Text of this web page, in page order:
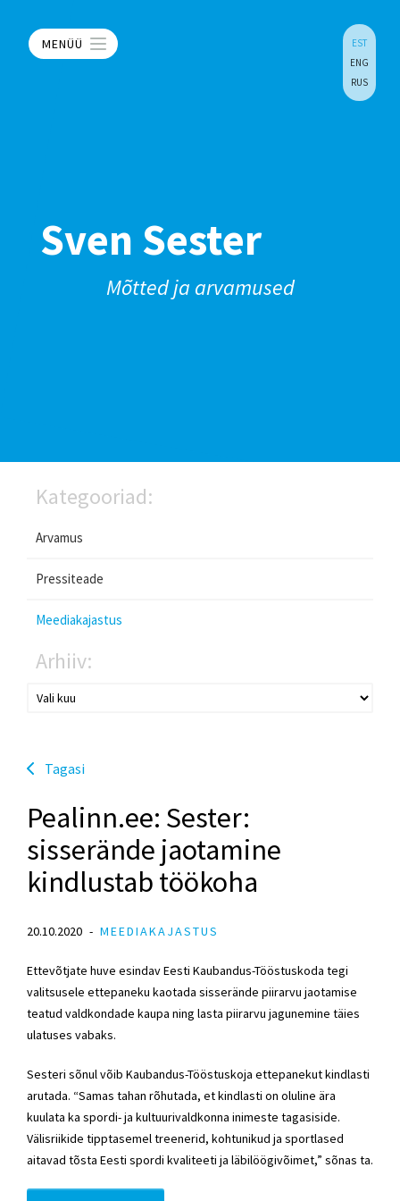
MENÜÜ
EST
ENG
RUS
Sven Sester
Mõtted ja arvamused
Kategooriad:
Arvamus
Pressiteade
Meediakajastus
Arhiiv:
Tagasi
Pealinn.ee: Sester:
sisserände jaotamine
kindlustab töökoha
20.10.2020 MEEDIAKAJASTUS
Ettevõtjate huve esindav Eesti Kaubandus-Tööstuskoda tegi
valitsusele ettepaneku kaotada sisserände piirarvu jaotamise
teatud valdkondade kaupa ning lasta piirarvu jagunemine täies
ulatuses vabaks.
Sesteri sõnul võib Kaubandus-Tööstuskoja ettepanekut kindlasti
arutada. “Samas tahan rõhutada, et kindlasti on oluline ära
kuulata ka spordi- ja kultuurivaldkonna inimeste tagasiside.
Välisriikide tipptasemel treenerid, kohtunikud ja sportlased
aitavad tõsta Eesti spordi kvaliteeti ja läbilöögivõimet,” sõnas ta.